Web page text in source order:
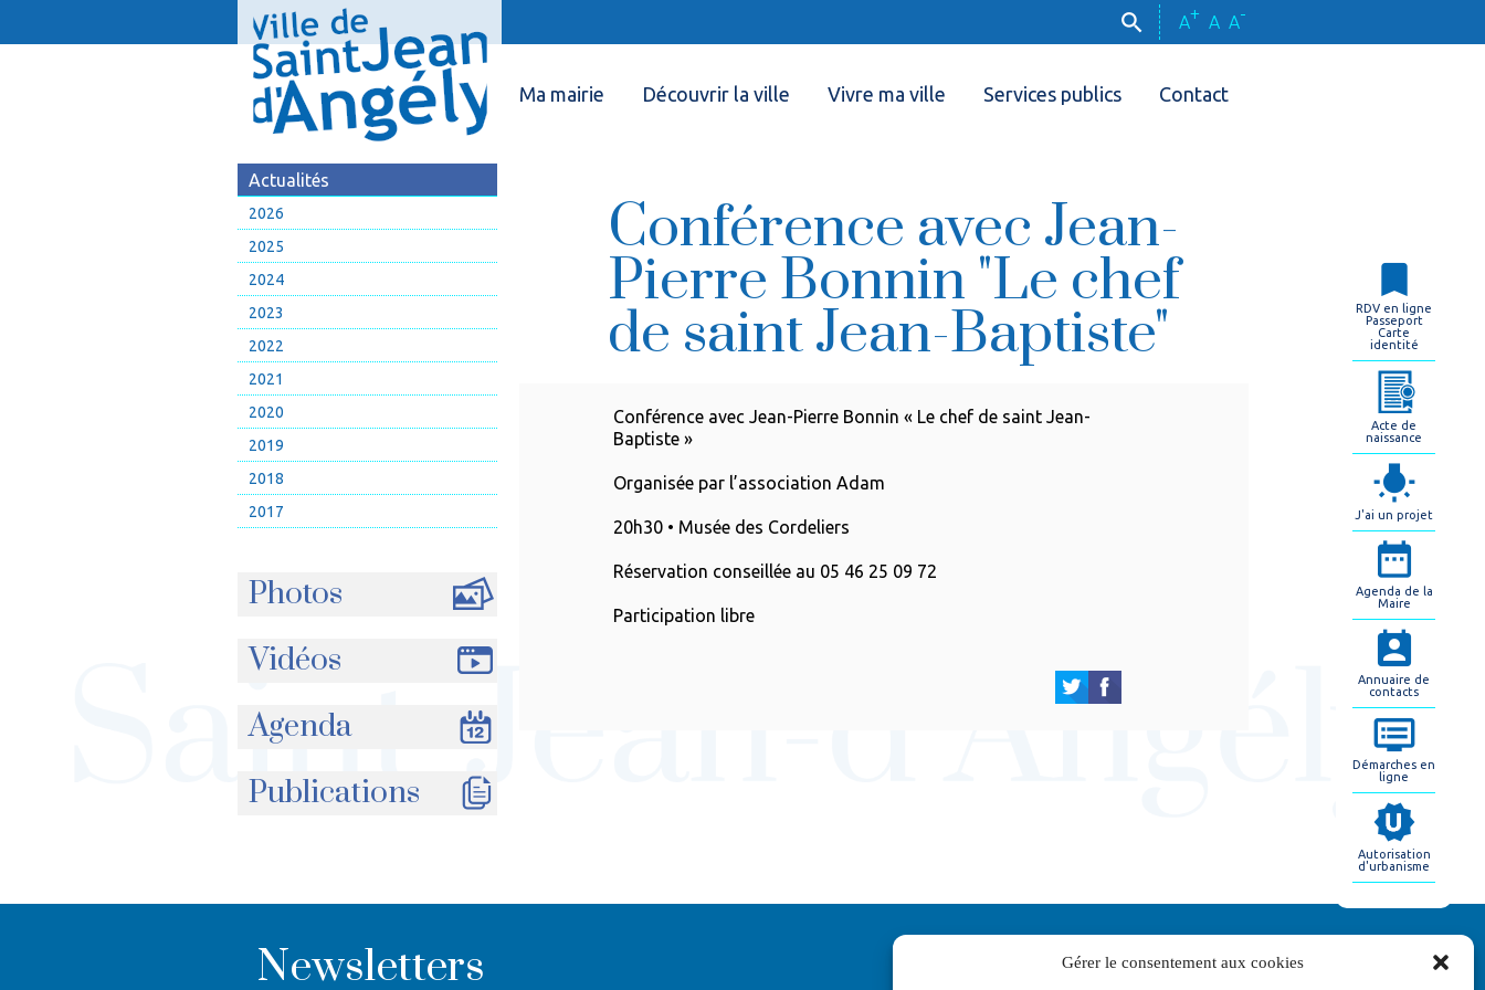
Gérer le consentement aux cookies
A+ A A-
Ma mairie Découvrir la ville Vivre ma ville Services publics Contact
Actualités
2026
2025
2024
2023
2022
2021
2020
2019
2018
2017
Photos
Vidéos
Agenda
Publications
Conférence avec Jean-
Pierre Bonnin "Le chef
de saint Jean-Baptiste"
Conférence avec Jean-Pierre Bonnin « Le chef de saint Jean-
Baptiste »
Organisée par l’association Adam
20h30 • Musée des Cordeliers
Réservation conseillée au 05 46 25 09 72
Participation libre
Newsletters
RDV en ligne
Passeport
Carte
identité
Acte de
naissance
J'ai un projet
Agenda de la
Maire
Annuaire de
contacts
Démarches en
ligne
Autorisation
d'urbanisme